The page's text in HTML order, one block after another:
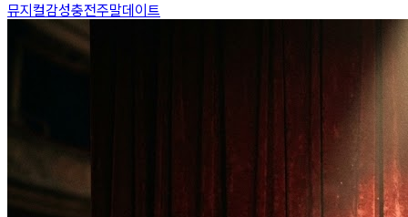
뮤지컬감성충전주말데이트